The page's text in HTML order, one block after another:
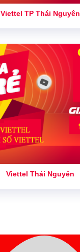
Viettel TP Thái Nguyên
Viettel Thái Nguyên